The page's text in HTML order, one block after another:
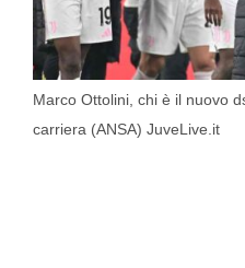
Marco Ottolini, chi è il nuovo
carriera (ANSA) JuveLive.it